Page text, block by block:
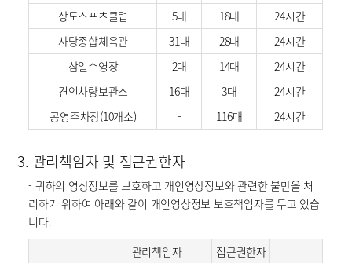
상도스포츠클럽
5대 18대
24시간
사당종합체육관
31대 28대
24시간
삼일수영장
2대 14대
24시간
견인차량보관소
16대 3대
24시간
공영주차장(10개소)
- 116대 24시간
3. 관리책임자 및 접근권한자
- 귀하의 영상정보를 보호하고 개인영상정보와 관련한 불만을 처
리하기 위하여 아래와 같이 개인영상정보 보호책임자를 두고 있습
니다.
관리책임자
접근권한자